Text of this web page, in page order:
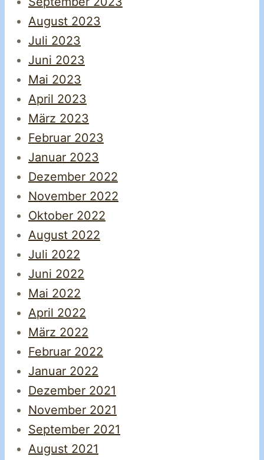
August 2023
Juli 2023
Juni 2023
Mai 2023
April 2023
März 2023
Februar 2023
Januar 2023
Dezember 2022
November 2022
Oktober 2022
August 2022
Juli 2022
Juni 2022
Mai 2022
April 2022
März 2022
Februar 2022
Januar 2022
Dezember 2021
November 2021
September 2021
August 2021